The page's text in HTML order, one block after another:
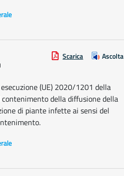
Scarica Ascolta
(UE) 2020/1201 della
della diffusione della
di piante infette ai sensi del